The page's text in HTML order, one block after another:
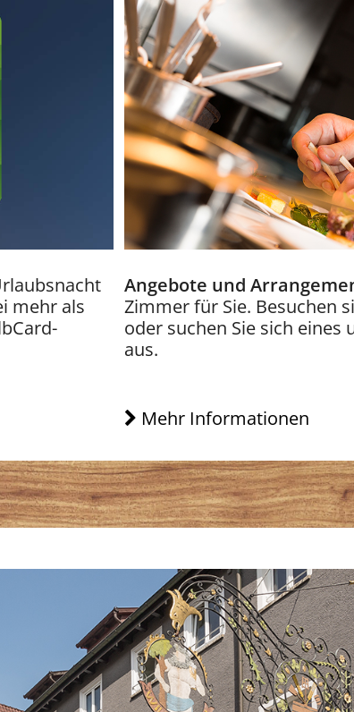
mehr als
Angebote und
Zimmer für Sie. Besuchen
oder suchen Sie sich
aus.
Mehr Informationen